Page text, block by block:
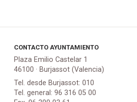
CONTACTO AYUNTAMIENTO
Plaza Emilio Castelar 1
46100 · Burjassot (Valencia)
Tel. desde Burjassot: 010
Tel. general: 96 316 05 00